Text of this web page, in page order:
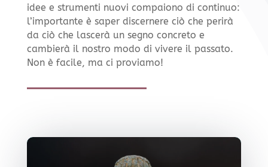
idee e strumenti nuovi compaiono di continuo:
l’importante è saper discernere ciò che perirà
da ciò che lascerà un segno concreto e
cambierà il nostro modo di vivere il passato.
Non è facile, ma ci proviamo!